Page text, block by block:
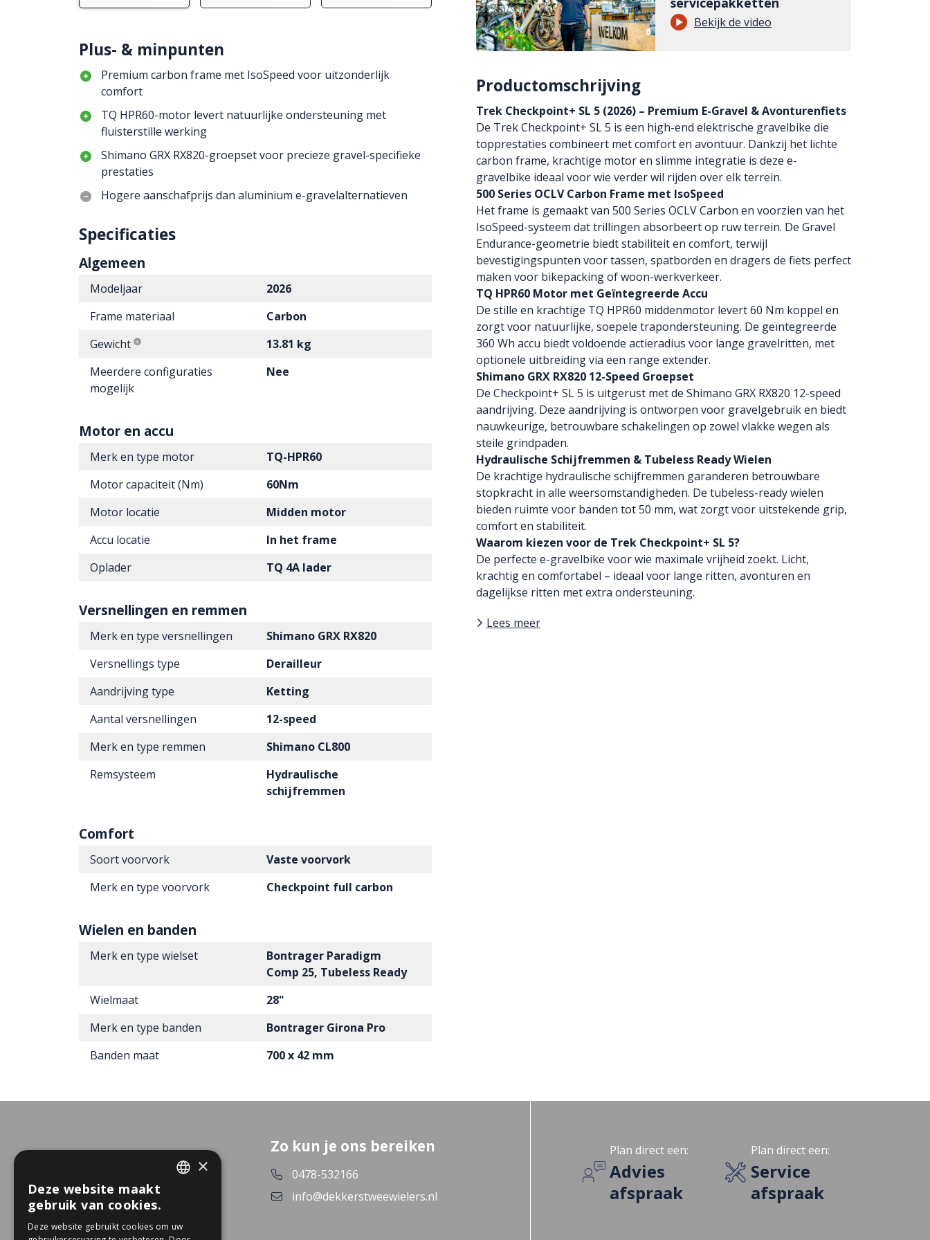
Plus- & minpunten
Premium carbon frame met IsoSpeed voor uitzonderlijk
comfort
TQ HPR60-motor levert natuurlijke ondersteuning met
fluisterstille werking
Shimano GRX RX820-groepset voor precieze gravel-specifieke
prestaties
Hogere aanschafprijs dan aluminium e-gravelalternatieven
Specificaties
Algemeen
Modeljaar
2026
Frame materiaal
Carbon
Gewicht
13.81 kg
Meerdere configuraties
mogelijk
Nee
Motor en accu
Merk en type motor
TQ-HPR60
Motor capaciteit (Nm)
60Nm
Motor locatie
Midden motor
Accu locatie
In het frame
Oplader
TQ 4A lader
Versnellingen en remmen
Merk en type versnellingen
Shimano GRX RX820
Versnellings type
Derailleur
Aandrijving type
Ketting
Aantal versnellingen
12-speed
Merk en type remmen
Shimano CL800
Remsysteem
Hydraulische
schijfremmen
Comfort
Soort voorvork
Vaste voorvork
Merk en type voorvork
Checkpoint full carbon
Wielen en banden
Merk en type wielset
Bontrager Paradigm
Comp 25, Tubeless Ready
Wielmaat
28"
Merk en type banden
Bontrager Girona Pro
Banden maat
700 x 42 mm
Bekijk de video
Productomschrijving
Trek Checkpoint+ SL 5 (2026) – Premium E-Gravel & Avonturenfiets
De Trek Checkpoint+ SL 5 is een high-end elektrische gravelbike die
topprestaties combineert met comfort en avontuur. Dankzij het lichte
carbon frame, krachtige motor en slimme integratie is deze e-
gravelbike ideaal voor wie verder wil rijden over elk terrein.
500 Series OCLV Carbon Frame met IsoSpeed
Het frame is gemaakt van 500 Series OCLV Carbon en voorzien van het
IsoSpeed-systeem dat trillingen absorbeert op ruw terrein. De Gravel
Endurance-geometrie biedt stabiliteit en comfort, terwijl
bevestigingspunten voor tassen, spatborden en dragers de fiets perfect
maken voor bikepacking of woon-werkverkeer.
TQ HPR60 Motor met Geïntegreerde Accu
De stille en krachtige TQ HPR60 middenmotor levert 60 Nm koppel en
zorgt voor natuurlijke, soepele trapondersteuning. De geïntegreerde
360 Wh accu biedt voldoende actieradius voor lange gravelritten, met
optionele uitbreiding via een range extender.
Shimano GRX RX820 12-Speed Groepset
De Checkpoint+ SL 5 is uitgerust met de Shimano GRX RX820 12-speed
aandrijving. Deze aandrijving is ontworpen voor gravelgebruik en biedt
nauwkeurige, betrouwbare schakelingen op zowel vlakke wegen als
steile grindpaden.
Hydraulische Schijfremmen & Tubeless Ready Wielen
De krachtige hydraulische schijfremmen garanderen betrouwbare
stopkracht in alle weersomstandigheden. De tubeless-ready wielen
bieden ruimte voor banden tot 50 mm, wat zorgt voor uitstekende grip,
comfort en stabiliteit.
Waarom kiezen voor de Trek Checkpoint+ SL 5?
De perfecte e-gravelbike voor wie maximale vrijheid zoekt. Licht,
krachtig en comfortabel – ideaal voor lange ritten, avonturen en
dagelijkse ritten met extra ondersteuning.
Lees meer
Zo kun je ons bereiken
0478-532166
info@dekkerstweewielers.nl
Plan direct een:
Advies
afspraak
Plan direct een:
Service
afspraak
×
Deze website maakt
gebruik van cookies.
Deze website gebruikt cookies om uw